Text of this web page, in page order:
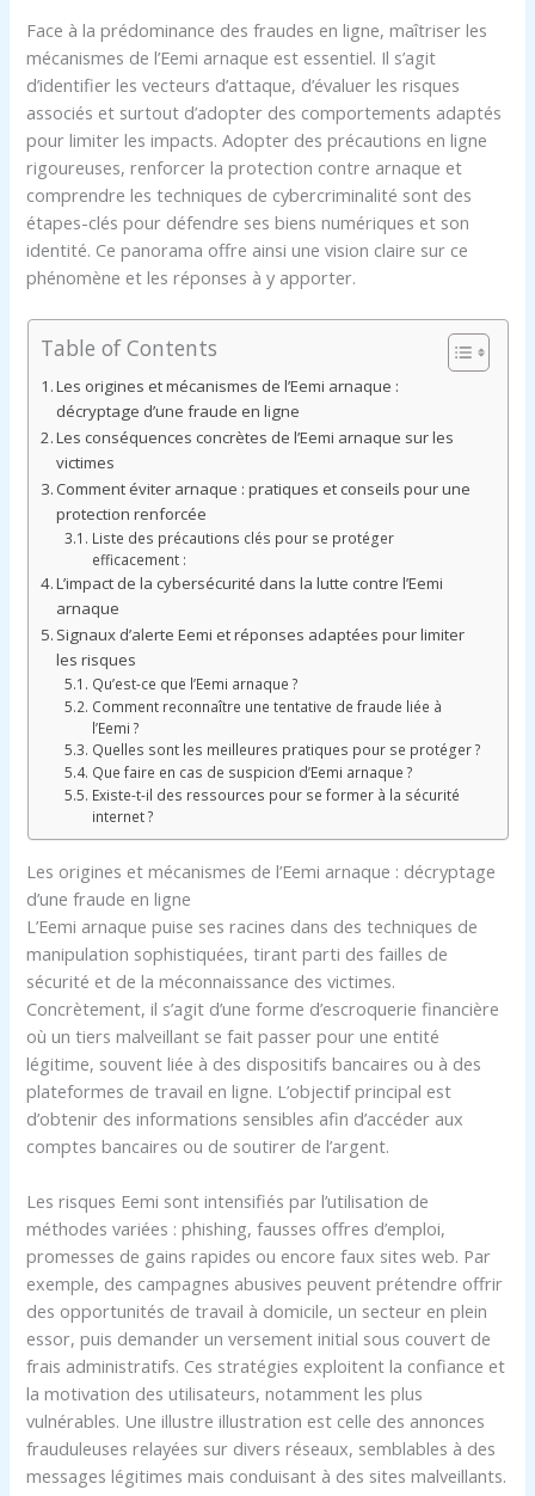
Face à la prédominance des fraudes en ligne, maîtriser les
mécanismes de l’Eemi arnaque est essentiel. Il s’agit
d’identifier les vecteurs d’attaque, d’évaluer les risques
associés et surtout d’adopter des comportements adaptés
pour limiter les impacts. Adopter des précautions en ligne
rigoureuses, renforcer la protection contre arnaque et
comprendre les techniques de cybercriminalité sont des
étapes-clés pour défendre ses biens numériques et son
identité. Ce panorama offre ainsi une vision claire sur ce
phénomène et les réponses à y apporter.
Table of Contents
Les origines et mécanismes de l’Eemi arnaque :
décryptage d’une fraude en ligne
Les conséquences concrètes de l’Eemi arnaque sur les
victimes
Comment éviter arnaque : pratiques et conseils pour une
protection renforcée
Liste des précautions clés pour se protéger
efficacement :
L’impact de la cybersécurité dans la lutte contre l’Eemi
arnaque
Signaux d’alerte Eemi et réponses adaptées pour limiter
les risques
Qu’est-ce que l’Eemi arnaque ?
Comment reconnaître une tentative de fraude liée à
l’Eemi ?
Quelles sont les meilleures pratiques pour se protéger ?
Que faire en cas de suspicion d’Eemi arnaque ?
Existe-t-il des ressources pour se former à la sécurité
internet ?
Les origines et mécanismes de l’Eemi arnaque : décryptage
d’une fraude en ligne
L’Eemi arnaque puise ses racines dans des techniques de
manipulation sophistiquées, tirant parti des failles de
sécurité et de la méconnaissance des victimes.
Concrètement, il s’agit d’une forme d’escroquerie financière
où un tiers malveillant se fait passer pour une entité
légitime, souvent liée à des dispositifs bancaires ou à des
plateformes de travail en ligne. L’objectif principal est
d’obtenir des informations sensibles afin d’accéder aux
comptes bancaires ou de soutirer de l’argent.
Les risques Eemi sont intensifiés par l’utilisation de
méthodes variées : phishing, fausses offres d’emploi,
promesses de gains rapides ou encore faux sites web. Par
exemple, des campagnes abusives peuvent prétendre offrir
des opportunités de travail à domicile, un secteur en plein
essor, puis demander un versement initial sous couvert de
frais administratifs. Ces stratégies exploitent la confiance et
la motivation des utilisateurs, notamment les plus
vulnérables. Une illustre illustration est celle des annonces
frauduleuses relayées sur divers réseaux, semblables à des
messages légitimes mais conduisant à des sites malveillants.